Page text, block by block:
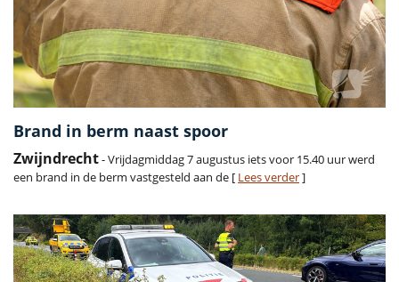
Brand in berm naast spoor
Zwijndrecht- Vrijdagmiddag 7 augustus iets voor 15.40 uur werd
een brand in de berm vastgesteld aan de [ Lees verder]